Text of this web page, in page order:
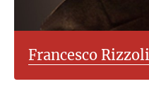
Francesco Rizzoli